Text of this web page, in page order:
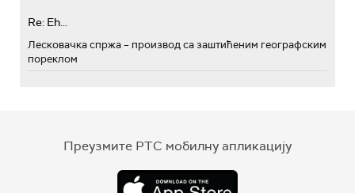
Re: Eh...
Лесковачка спржа – производ са заштићеним географским
пореклом
Преузмите РТС мобилну апликацију